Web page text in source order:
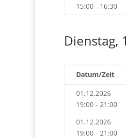
15:00 - 16:30
Dienstag,
Datum/Zeit
01.12.2026
19:00 - 21:00
01.12.2026
19:00 - 21:00